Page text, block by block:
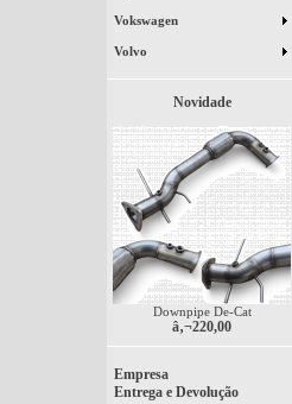
Vokswagen
Volvo
Novidade
Downpipe De-Cat
â‚¬220,00
Empresa
Entrega e Devolução